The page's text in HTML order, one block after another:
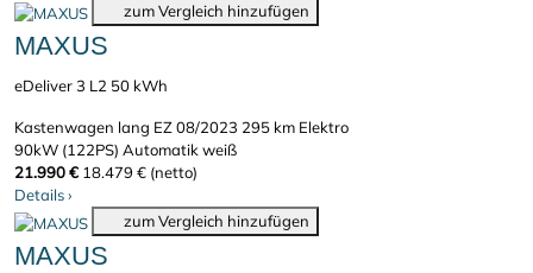
zum Vergleich hinzufügen
MAXUS
eDeliver 3 L2 50 kWh
Kastenwagen lang EZ 08/2023 295 km Elektro
90kW (122PS) Automatikweiß
21.990 € 18.479 € (netto)
Details›
zum Vergleich hinzufügen
MAXUS